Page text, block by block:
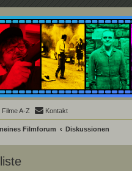
Community
ist ein deutschsprachiges Filmforum
Filme A-Z Kontakt
Filmforum Diskussionen